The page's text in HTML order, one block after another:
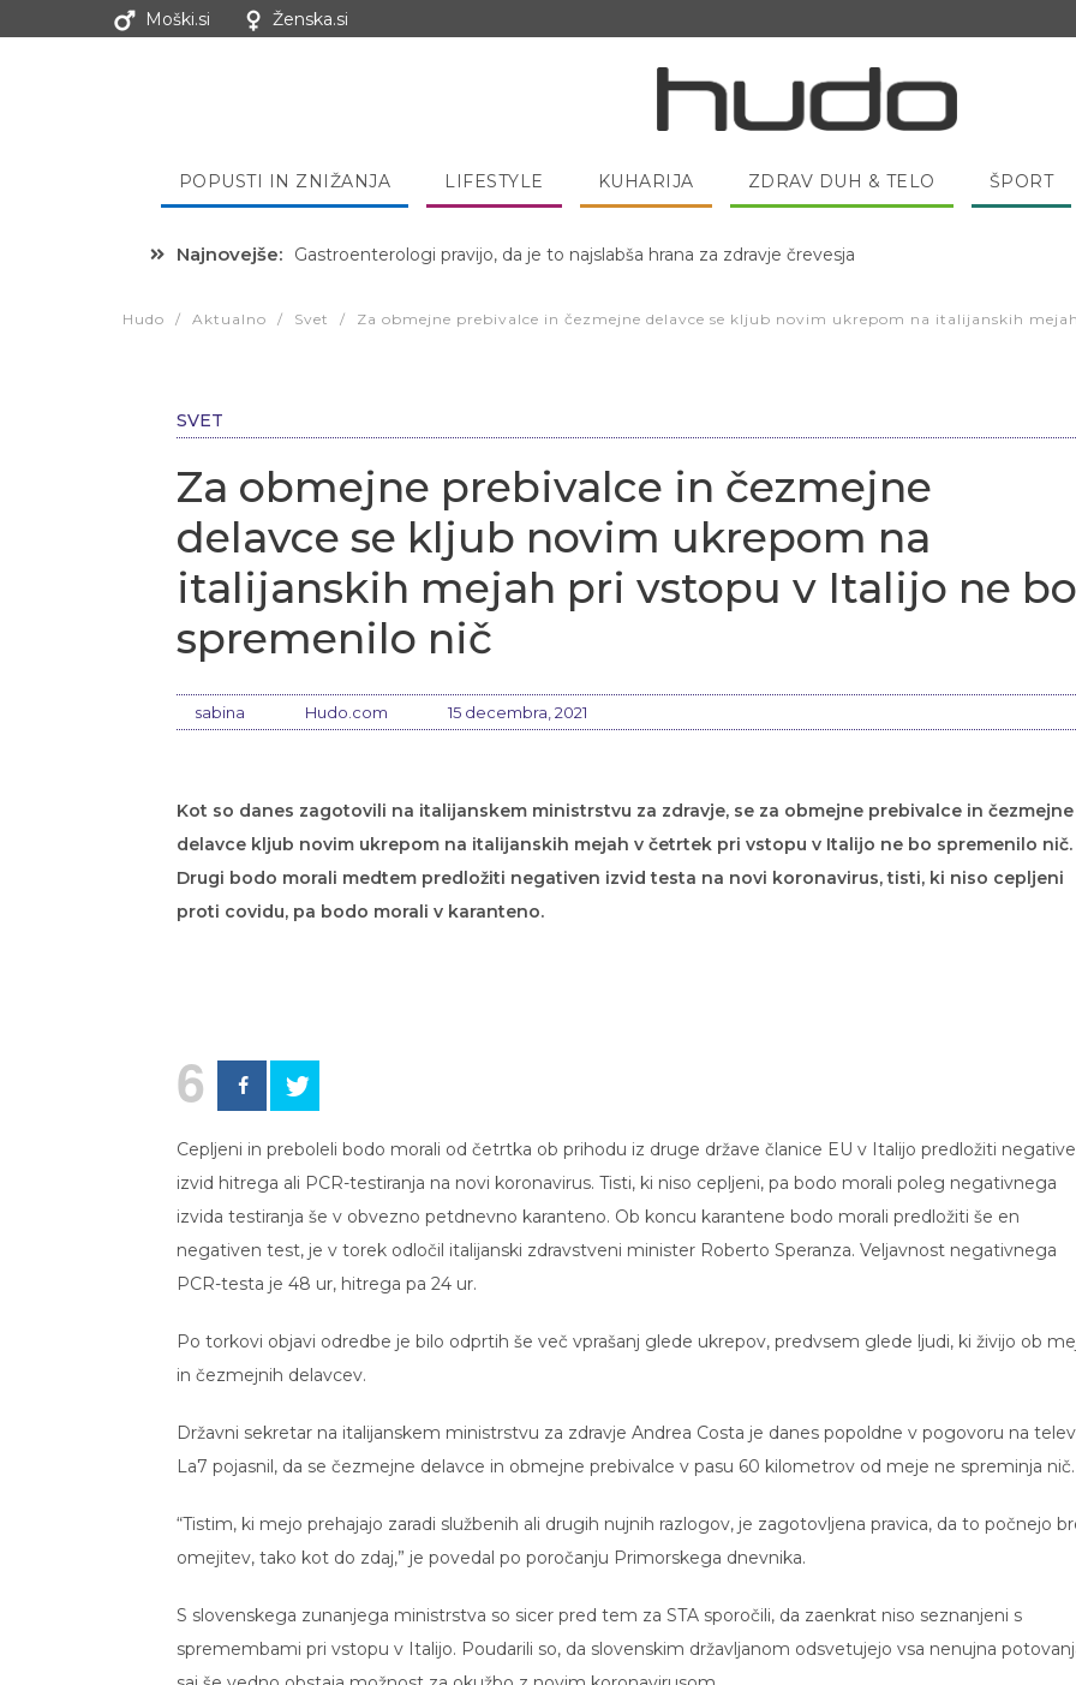
Moški.si Ženska.si
POPUSTI IN ZNIŽANJA LIFESTYLE KUHARIJA ZDRAV DUH & TELO ŠPORT
Najnovejše: Hibernacijska dieta: Zakaj je pred spanjem dobro pojesti žlico medu?
Hudo / Aktualno / Svet / Za obmejne prebivalce in čezmejne delavce se kljub novim ukrepom na italijanskih
SVET
Za obmejne prebivalce in čezmejne
delavce se kljub novim ukrepom na
italijanskih mejah pri vstopu v Italijo ne bo
spremenilo nič
sabina Hudo.com 15 decembra, 2021
Kot so danes zagotovili na italijanskem ministrstvu za zdravje, se za obmejne prebivalce in čezmejne
delavce kljub novim ukrepom na italijanskih mejah v četrtek pri vstopu v Italijo ne bo spremenilo nič.
Drugi bodo morali medtem predložiti negativen izvid testa na novi koronavirus, tisti, ki niso cepljeni
proti covidu, pa bodo morali v karanteno.
6
Cepljeni in preboleli bodo morali od četrtka ob prihodu iz druge države članice EU v Italijo predložiti
izvid hitrega ali PCR-testiranja na novi koronavirus. Tisti, ki niso cepljeni, pa bodo morali poleg negativnega
izvida testiranja še v obvezno petdnevno karanteno. Ob koncu karantene bodo morali predložiti še en
negativen test, je v torek odločil italijanski zdravstveni minister Roberto Speranza. Veljavnost negativnega
PCR-testa je 48 ur, hitrega pa 24 ur.
Po torkovi objavi odredbe je bilo odprtih še več vprašanj glede ukrepov, predvsem glede ljudi, ki živijo ob
in čezmejnih delavcev.
Državni sekretar na italijanskem ministrstvu za zdravje Andrea Costa je danes popoldne v pogovoru na
La7 pojasnil, da se čezmejne delavce in obmejne prebivalce v pasu 60 kilometrov od meje ne spreminja nič.
“Tistim, ki mejo prehajajo zaradi službenih ali drugih nujnih razlogov, je zagotovljena pravica, da to počnejo
omejitev, tako kot do zdaj,” je povedal po poročanju Primorskega dnevnika.
S slovenskega zunanjega ministrstva so sicer pred tem za STA sporočili, da zaenkrat niso seznanjeni s
spremembami pri vstopu v Italijo. Poudarili so, da slovenskim državljanom odsvetujejo vsa nenujna